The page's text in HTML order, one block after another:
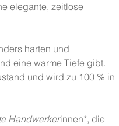
elegante, zeitlose
harten und
eine warme Tiefe gibt.
und wird zu 100 % in
Handwerkerinnen*, die